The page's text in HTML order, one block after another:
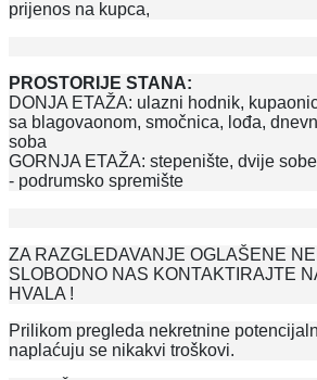
prijenos na kupca,
PROSTORIJE STANA:
DONJA ETAŽA: ulazni hodnik,
sa blagovaonom, smočnica, lođa,
soba
GORNJA ETAŽA: stepenište, dvije
- podrumsko spremište
ZA RAZGLEDAVANJE OGLAŠENE
SLOBODNO NAS KONTAKTIRAJTE
HVALA !
Prilikom pregleda nekretnine
naplaćuju se nikakvi troškovi.